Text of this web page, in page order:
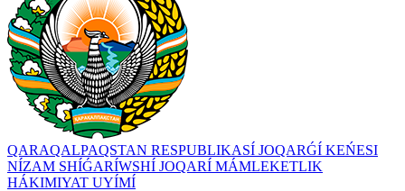
QARAQALPAQSTAN RESPUBLIKASÍ JOQARǴÍ KEŃESI
NÍZAM SHÍǴARÍWSHÍ JOQARÍ MÁMLEKETLIK
HÁKIMIYAT UYÍMÍ